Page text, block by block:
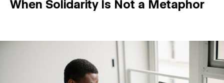
When Solidarity Is Not a Metaphor